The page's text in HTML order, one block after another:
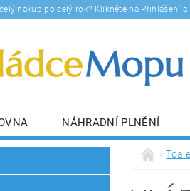
nákup po celý rok? Klikněte na Přihlášení
NÁHRADNÍ PLNĚNÍ
BLOG